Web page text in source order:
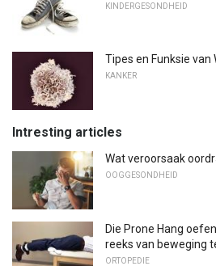
KINDERGESONDHEID
Tipes en Funksie van
KANKER
Intresting articles
Wat veroorsaak
OOGGESONDHEID
Die Prone Hang
reeks van beweging
ORTOPEDIE